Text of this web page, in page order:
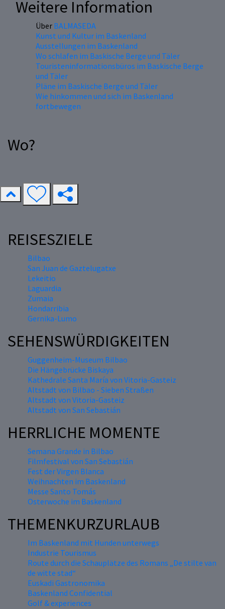
Weitere Information
Über BALMASEDA
Kunst und Kultur im Baskenland
Ausstellungen im Baskenland
Wo schlafen im Baskische Berge und Täler
Touristeninformationsbüros im Baskische Berge
und Täler
Pläne im Baskische Berge und Täler
Wie hinkommen und sich im Baskenland
fortbewegen
Wo?
REISESZIELE
Bilbao
San Juan de Gaztelugatxe
Lekeitio
Laguardia
Zumaia
Hondarribia
Gernika-Lumo
SEHENSWÜRDIGKEITEN
Guggenheim-Museum Bilbao
Die Hängebrücke Biskaya
Kathedrale Santa María von Vitoria-Gasteiz
Altstadt von Bilbao - Sieben Straßen
Altstadt von Vitoria-Gasteiz
Altstadt von San Sebastián
HERRLICHE MOMENTE
Semana Grande in Bilbao
Filmfestival von San Sebastián
Fest der Virgen Blanca
Weihnachten im Baskenland
Messe Santo Tomás
Osterwoche im Baskenland
THEMENKURZURLAUB
Im Baskenland mit Hunden unterwegs
Industrie Tourismus
Route durch die Schauplätze des Romans „De stilte van
de witte stad“
Euskadi Gastronomika
Baskenland Confidential
Golf & experiences